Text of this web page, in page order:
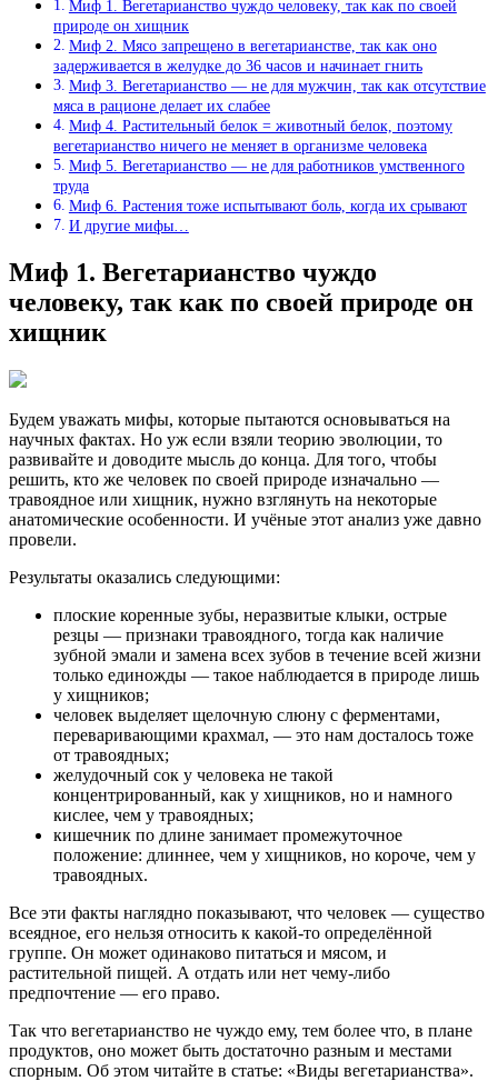
Миф 1. Вегетарианство чуждо человеку, так как по своей
природе он хищник
Миф 2. Мясо запрещено в вегетарианстве, так как оно
задерживается в желудке до 36 часов и начинает гнить
Миф 3. Вегетарианство — не для мужчин, так как отсутствие
мяса в рационе делает их слабее
Миф 4. Растительный белок = животный белок, поэтому
вегетарианство ничего не меняет в организме человека
Миф 5. Вегетарианство — не для работников умственного
труда
Миф 6. Растения тоже испытывают боль, когда их срывают
И другие мифы…
Миф 1. Вегетарианство чуждо
человеку, так как по своей природе он
хищник
Будем уважать мифы, которые пытаются основываться на
научных фактах. Но уж если взяли теорию эволюции, то
развивайте и доводите мысль до конца. Для того, чтобы
решить, кто же человек по своей природе изначально —
травоядное или хищник, нужно взглянуть на некоторые
анатомические особенности. И учёные этот анализ уже давно
провели.
Результаты оказались следующими:
плоские коренные зубы, неразвитые клыки, острые
резцы — признаки травоядного, тогда как наличие
зубной эмали и замена всех зубов в течение всей жизни
только единожды — такое наблюдается в природе лишь
у хищников;
человек выделяет щелочную слюну с ферментами,
переваривающими крахмал, — это нам досталось тоже
от травоядных;
желудочный сок у человека не такой
концентрированный, как у хищников, но и намного
кислее, чем у травоядных;
кишечник по длине занимает промежуточное
положение: длиннее, чем у хищников, но короче, чем у
травоядных.
Все эти факты наглядно показывают, что человек — существо
всеядное, его нельзя относить к какой-то определённой
группе. Он может одинаково питаться и мясом, и
растительной пищей. А отдать или нет чему-либо
предпочтение — его право.
Так что вегетарианство не чуждо ему, тем более что, в плане
продуктов, оно может быть достаточно разным и местами
спорным. Об этом читайте в статье: «Виды вегетарианства».